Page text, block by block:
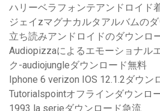
ハリーベラフォンテアンドロイド
ジェイzマグナカルタアルバムの
立ち読みアンドロイドのダウンロ
Audiopizzaによるエモーショナル
ク-audiojungleダウンロード無料
Iphone 6 verizon IOS 12.1.2ダウン
Tutorialspointオフラインダウンロ
1993 la serieダウンロード急流